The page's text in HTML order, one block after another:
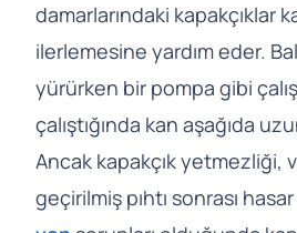
damarlarındaki kapakçıklar
ilerlemesine yardım eder.
yürürken bir pompa gibi
çalıştığında kan aşağıda
Ancak kapakçık yetmezliği,
geçirilmiş pıhtı sonrası